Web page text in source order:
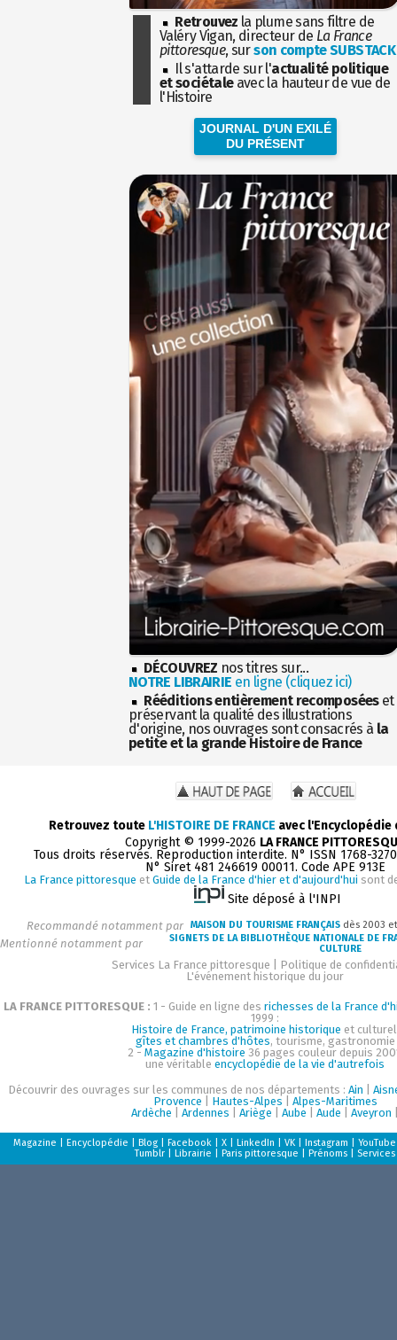
Retrouvez la plume sans filtre de
Valéry Vigan, directeur de La France
pittoresque, surson compte SUBSTACK
Il s'attarde sur l'actualité politique
et sociétaleavec la hauteur de vue de
l'Histoire
JOURNAL D'UN EXILÉ
DU PRÉSENT
DÉCOUVREZ nos titres sur...
NOTRE LIBRAIRIE en ligne (cliquez ici)
Rééditions entièrement recomposéeset
préservant la qualité des illustrations
d'origine, nos ouvrages sont consacrés à la
petite et la grande Histoire de France
Retrouvez toute L'HISTOIRE DE FRANCE avec
Copyright © 1999-2026 LA FRANCE
Tous droits réservés. Reproduction interdite. N° ISSN 1768-
N° Siret 481 246619 00011. Code APE 913E
La France pittoresque et Guide de la France d'hier et d'aujourd'hui sont
Site déposé à l'INPI
Recommandé notamment par MAISON DU TOURISME FRANÇAIS dès 2003
Mentionné notamment par
SIGNETS DE LA BIBLIOTHÈQUE NATIONALE DE
CULTURE
Services La France pittoresque
Politique de
L'événement historique du jour
LA FRANCE PITTORESQUE : 1 - Guide en ligne des richesses de la France
1999 :
Histoire de France, patrimoine historique et
gîtes et chambres d'hôtes, tourisme, gastronomie
2 - Magazine d'histoire 36 pages couleur depuis
une véritableencyclopédie de la vie d'autrefois
Découvrir des ouvrages sur les communes de nos départements :Ain |
Provence
Hautes-Alpes
Alpes-Maritimes
Ardèche |Ardennes |Ariège |Aube |Aude |Aveyron
Magazine |Encyclopédie |Blog |Facebook |X |LinkedIn |VK |Instagram |YouTube
Tumblr |Librairie |Paris pittoresque |Prénoms Services